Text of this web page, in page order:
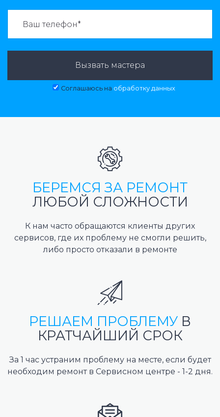
Вызвать мастера
Соглашаюсь на обработку данных
БЕРЕМСЯ ЗА РЕМОНТ
ЛЮБОЙ СЛОЖНОСТИ
К нам часто обращаются клиенты других
сервисов, где их проблему не смогли решить,
либо просто отказали в ремонте
РЕШАЕМ ПРОБЛЕМУ В
КРАТЧАЙШИЙ СРОК
За 1 час устраним проблему на месте, если будет
необходим ремонт в Сервисном центре - 1-2 дня.